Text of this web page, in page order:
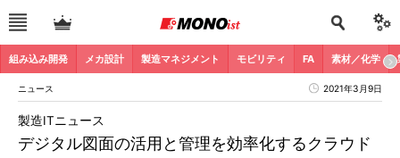
組み込み開発 メカ設計 製造マネジメント モビリティ FA 素材／化学
ニュース 2021年3月9日
デジタル図面の活用と管理を効率化するクラウド
製造ITニュース